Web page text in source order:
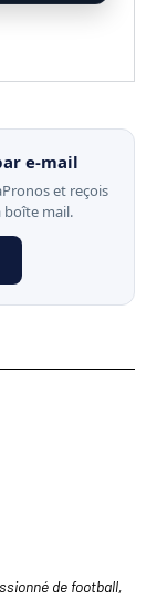
e-mail
et reçois
boîte mail.
de football,